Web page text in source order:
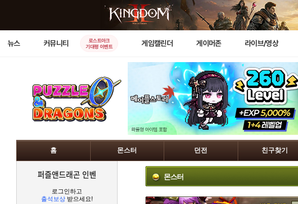
뉴스 커뮤니티
로스트아크
기대평 이벤트
게임캘린더 게이머존 라이브/영상
홈 몬스터 던전 친구찾기
퍼즐앤드래곤 인벤
로그인하고
출석보상 받으세요!
몬스터